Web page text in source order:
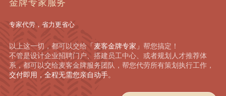
金牌专家服务
专家代劳，省力更省心
以上这一切，都可以交给「麦客金牌专家」 帮您搞定！
不管是设计企业招聘门户、搭建员工中心、或者规划人才推荐体
系，都可以交给麦客金牌服务团队，帮您代劳所有策划执行工作，
交付即用，全程无需您亲自动手。